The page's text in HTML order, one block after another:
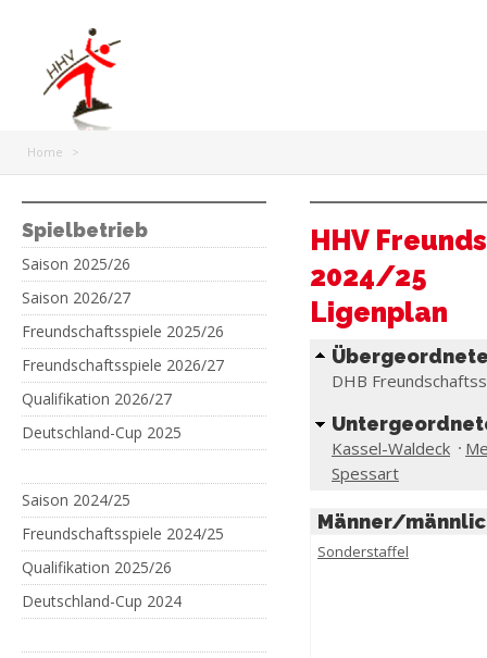
Home >
Spielbetrieb
Saison 2025/26
Saison 2026/27
Freundschaftsspiele 2025/26
Freundschaftsspiele 2026/27
Qualifikation 2026/27
Deutschland-Cup 2025
Saison 2024/25
Freundschaftsspiele 2024/25
Qualifikation 2025/26
Deutschland-Cup 2024
HHV
2024/25
Ligenplan
DHB
Kassel-Waldeck
Spessart
Männer/
Sonderstaffel